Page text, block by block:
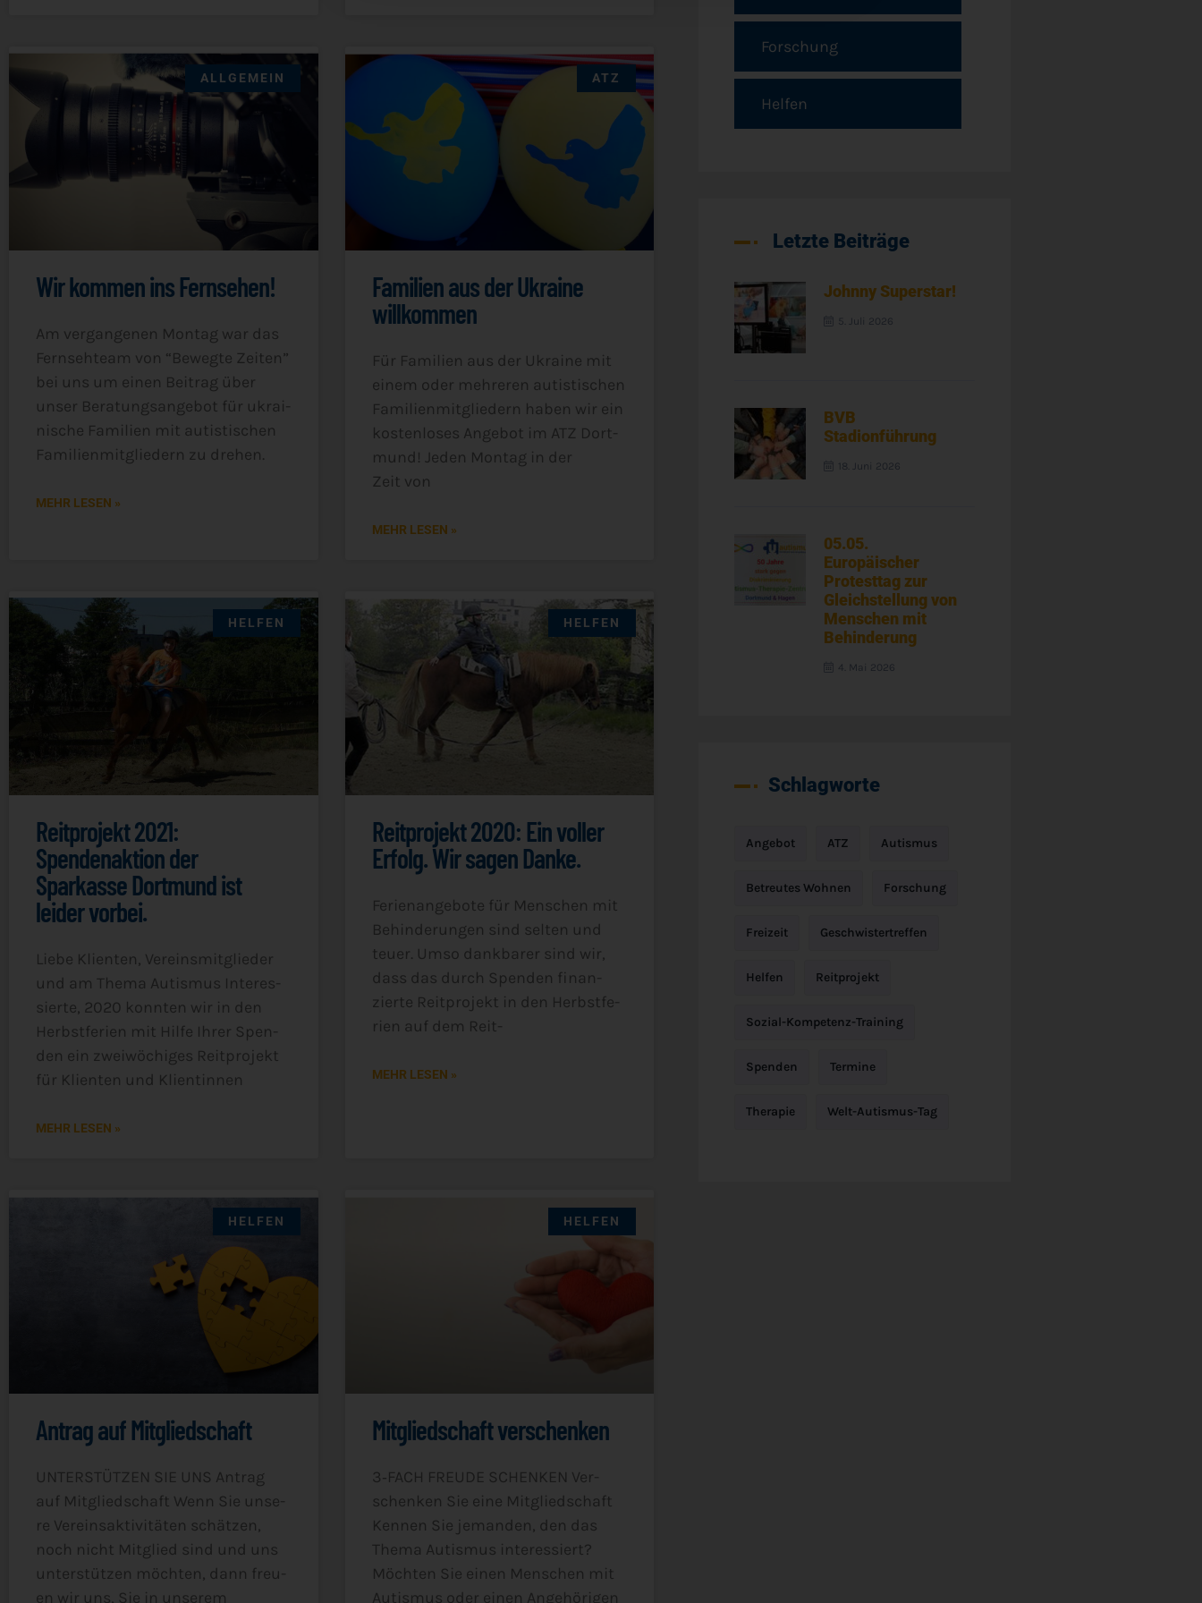
ALLGEMEIN
Wir kommen ins Fernsehen!
Am ver­gan­ge­nen Mon­tag war das
Fern­seh­team von “Beweg­te Zei­ten”
bei uns um einen Bei­trag über
unser Bera­tungs­an­ge­bot für ukrai­
ni­sche Fami­li­en mit autis­ti­schen
Fami­li­en­mit­glie­dern zu drehen.
MEHR LESEN »
ATZ
Familien aus der Ukraine
willkommen
Für Fami­li­en aus der Ukrai­ne mit
einem oder meh­re­ren autis­ti­schen
Fami­li­en­mit­glie­dern haben wir ein
kos­ten­lo­ses Ange­bot im ATZ Dort­
mund! Jeden Mon­tag in der
Zeit von
MEHR LESEN »
HELFEN
Reitprojekt 2021:
Spendenaktion der
Sparkasse Dortmund ist
leider vorbei.
Lie­be Kli­en­ten, Ver­eins­mit­glie­der
und am The­ma Autis­mus Inter­es­
sier­te, 2020 konn­ten wir in den
Herbst­fe­ri­en mit Hil­fe Ihrer Spen­
den ein zwei­wö­chi­ges Reit­pro­jekt
für Kli­en­ten und Klientinnen
MEHR LESEN »
HELFEN
Reitprojekt 2020: Ein voller
Erfolg. Wir sagen Danke.
Feri­en­an­ge­bo­te für Men­schen mit
Behin­de­run­gen sind sel­ten und
teu­er. Umso dank­ba­rer sind wir,
dass das durch Spen­den finan­
zier­te Reit­pro­jekt in den Herbst­fe­
ri­en auf dem Reit-
MEHR LESEN »
HELFEN
Antrag auf Mitgliedschaft
UNTERSTÜTZEN SIE UNS Antrag
auf Mit­glied­schaft Wenn Sie unse­
re Ver­eins­ak­ti­vi­tä­ten schät­zen,
noch nicht Mit­glied sind und uns
unter­stüt­zen möch­ten, dann freu­
en wir uns, Sie in unserem
HELFEN
Mitgliedschaft verschenken
3‑FACH FREUDE SCHENKEN Ver­
schen­ken Sie eine Mit­glied­schaft
Ken­nen Sie jeman­den, den das
The­ma Autis­mus inter­es­siert?
Möch­ten Sie einen Men­schen mit
Autis­mus oder einen Ange­hö­ri­gen
Forschung
Helfen
Letzte Beiträge
Johnny Superstar!
5. Juli 2026
BVB
Stadionführung
18. Juni 2026
05.05.
Europäischer
Protesttag zur
Gleichstellung von
Menschen mit
Behinderung
4. Mai 2026
Schlagworte
Angebot ATZ Autismus
Betreutes Wohnen Forschung
Freizeit Geschwistertreffen
Helfen Reitprojekt
Sozial-Kompetenz-Training
Spenden Termine
Therapie Welt-Autismus-Tag